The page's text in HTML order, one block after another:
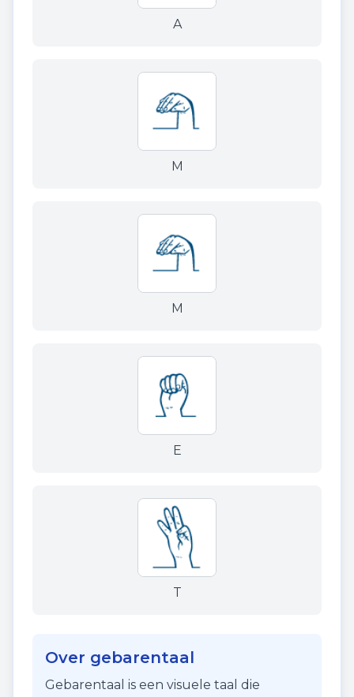
A
M
M
E
T
Over gebarentaal
Gebarentaal is een visuele taal die